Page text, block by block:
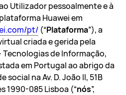
Utilizador pessoalmente e à
Huawei em
pt/ (“Plataforma”), a
criada e gerida pela
Tecnologias de Informação,
em Portugal ao abrigo da
na Av. D. João II, 51B
1990-085 Lisboa (“nós”,